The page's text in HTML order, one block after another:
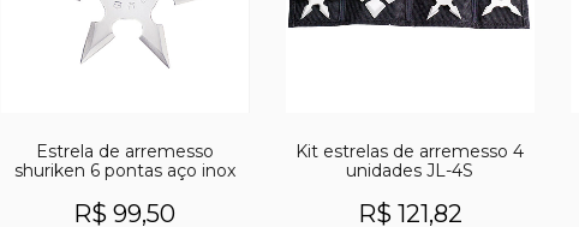
Estrela de arremesso
shuriken 6 pontas aço inox
R$ 99,50
Kit estrelas de arremesso 4
unidades JL-4S
R$ 121,82